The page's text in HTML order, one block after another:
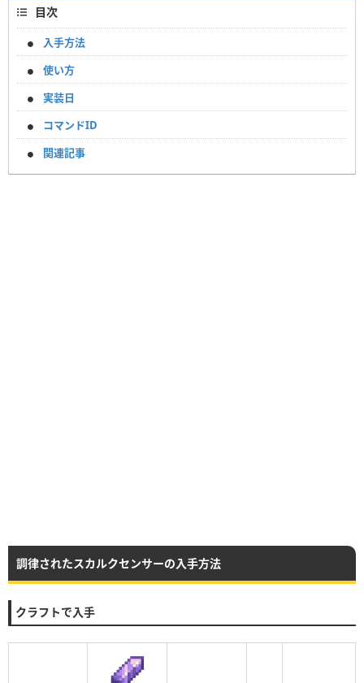
目次
入手方法
使い方
実装日
コマンドID
関連記事
調律されたスカルクセンサーの入手方法
クラフトで入手